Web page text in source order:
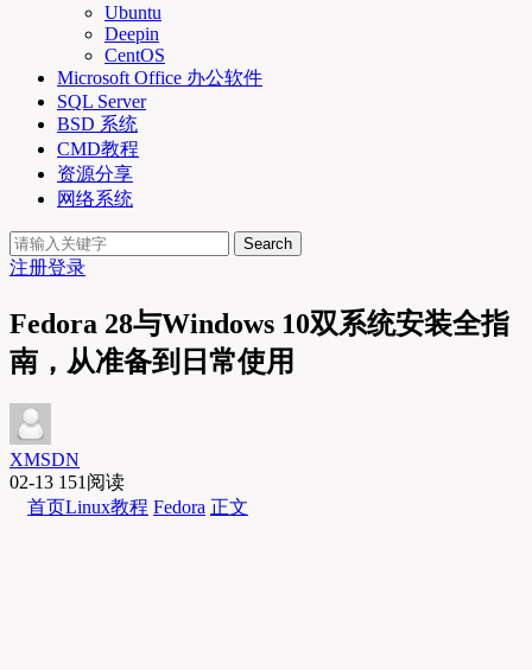
Ubuntu
Deepin
CentOS
Microsoft Office 办公软件
SQL Server
BSD 系统
CMD教程
资源分享
网络系统
Search
注册登录
Fedora 28与Windows 10双系统安装全指
南，从准备到日常使用
XMSDN
02-13 151阅读
首页Linux教程 Fedora 正文